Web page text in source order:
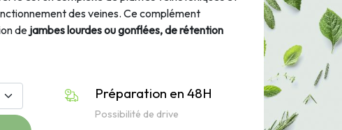
des veines. Ce complément
de jambes lourdes ou gonflées, de rétention
Préparation en 48H
Possibilité de drive